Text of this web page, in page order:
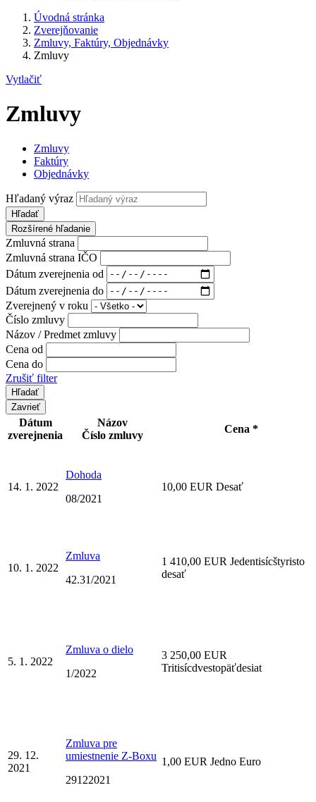
Úvodná stránka
Zverejňovanie
Zmluvy, Faktúry, Objednávky
Zmluvy
Vytlačiť
Zmluvy
Zmluvy
Faktúry
Objednávky
Hľadaný výraz
Hľadať
Rozšírené hľadanie
Zmluvná strana
Zmluvná strana IČO
Dátum zverejnenia od
Dátum zverejnenia do
Zverejnený v roku
Číslo zmluvy
Názov / Predmet zmluvy
Cena od
Cena do
Zrušiť filter
Zavrieť
Dátum
zverejnenia
Názov
Číslo zmluvy
Cena *
14. 1. 2022
Dohoda
08/2021
10,00 EUR Desať
10. 1. 2022
Zmluva
42.31/2021
1 410,00 EUR Jedentisícštyristo
desať
5. 1. 2022
Zmluva o dielo
1/2022
3 250,00 EUR
Tritisícdvestopäťdesiat
29. 12.
2021
Zmluva pre
umiestnenie Z-Boxu
29122021
1,00 EUR Jedno Euro